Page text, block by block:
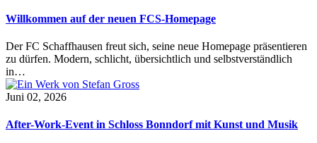
Willkommen auf der neuen FCS-Homepage
Der FC Schaffhausen freut sich, seine neue Homepage präsentieren
zu dürfen. Modern, schlicht, übersichtlich und selbstverständlich
in…
Juni 02, 2026
After-Work-Event in Schloss Bonndorf mit Kunst und Musik